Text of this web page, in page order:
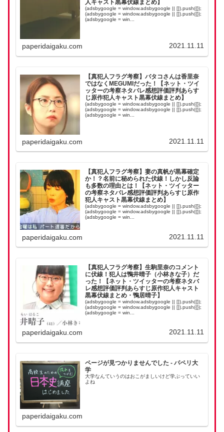
人キャスト黒幕伏線まとめ】
(adsbygoogle = window.adsbygoogle || []).push({});
(adsbygoogle = window.adsbygoogle || []).push({});
(adsbygoogle = win...
paperidaigaku.com 2021.11.11
【真犯人フラグ考察】バタコさんは香里奈
ではなくMEGUMIだった！【ネット・ツイ
ッターの考察ネタバレ感想評価評判あらす
じ原作犯人キャスト黒幕伏線まとめ】
(adsbygoogle = window.adsbygoogle || []).push({});
(adsbygoogle = window.adsbygoogle || []).push({});
(adsbygoogle = win...
paperidaigaku.com 2021.11.11
【真犯人フラグ考察】妻の真帆が黒幕確定
か！？名前に秘められた伏線！しかし反論
も多数の理由とは！【ネット・ツイッター
の考察ネタバレ感想評価評判あらすじ原作
犯人キャスト黒幕伏線まとめ】
(adsbygoogle = window.adsbygoogle || []).push({});
(adsbygoogle = window.adsbygoogle || []).push({});
(adsbygoogle = win...
paperidaigaku.com 2021.11.11
【真犯人フラグ考察】生駒里奈のコメント
に伏線！犯人は鴨井晴子（小林きな子）だ
った！【ネット・ツイッターの考察ネタバ
レ感想評価評判あらすじ原作犯人キャスト
黒幕伏線まとめ・鴨居晴子】
(adsbygoogle = window.adsbygoogle || []).push({});
(adsbygoogle = window.adsbygoogle || []).push({});
(adsbygoogle = win...
paperidaigaku.com 2021.11.11
ページが見つかりませんでした - パペリ大
学
大学なんていうのはおこがましいけど学ぶっていい
よね
paperidaigaku.com